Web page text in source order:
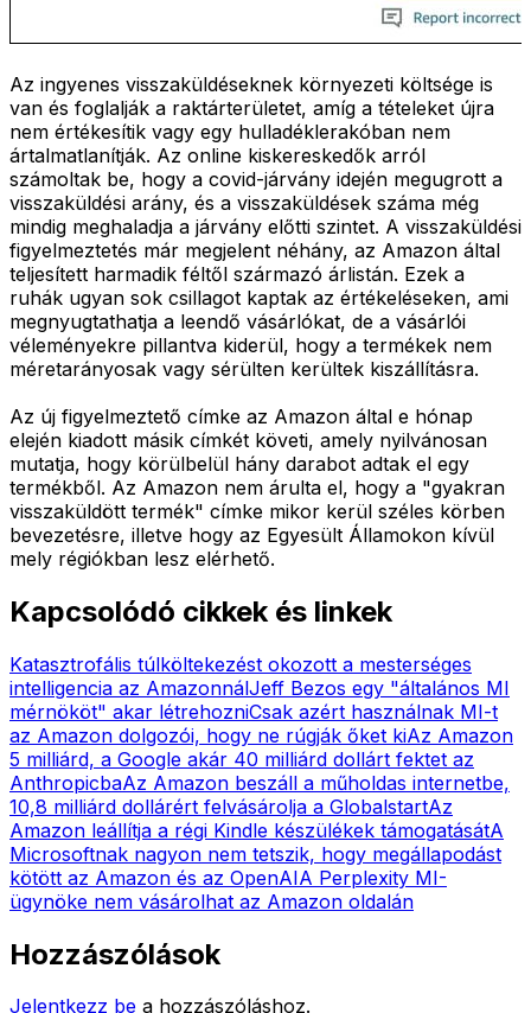
Az ingyenes visszaküldéseknek környezeti költsége is
van és foglalják a raktárterületet, amíg a tételeket újra
nem értékesítik vagy egy hulladéklerakóban nem
ártalmatlanítják. Az online kiskereskedők arról
számoltak be, hogy a covid-járvány idején megugrott a
visszaküldési arány, és a visszaküldések száma még
mindig meghaladja a járvány előtti szintet. A visszaküldési
figyelmeztetés már megjelent néhány, az Amazon által
teljesített harmadik féltől származó árlistán. Ezek a
ruhák ugyan sok csillagot kaptak az értékeléseken, ami
megnyugtathatja a leendő vásárlókat, de a vásárlói
véleményekre pillantva kiderül, hogy a termékek nem
méretarányosak vagy sérülten kerültek kiszállításra.
Az új figyelmeztető címke az Amazon által e hónap
elején kiadott másik címkét követi, amely nyilvánosan
mutatja, hogy körülbelül hány darabot adtak el egy
termékből. Az Amazon nem árulta el, hogy a "gyakran
visszaküldött termék" címke mikor kerül széles körben
bevezetésre, illetve hogy az Egyesült Államokon kívül
mely régiókban lesz elérhető.
Kapcsolódó cikkek és linkek
Katasztrofális túlköltekezést okozott a mesterséges
intelligencia az AmazonnálJeff Bezos egy "általános MI
mérnököt" akar létrehozniCsak azért használnak MI-t
az Amazon dolgozói, hogy ne rúgják őket kiAz Amazon
5 milliárd, a Google akár 40 milliárd dollárt fektet az
AnthropicbaAz Amazon beszáll a műholdas internetbe,
10,8 milliárd dollárért felvásárolja a GlobalstartAz
Amazon leállítja a régi Kindle készülékek támogatásátA
Microsoftnak nagyon nem tetszik, hogy megállapodást
kötött az Amazon és az OpenAIA Perplexity MI-
ügynöke nem vásárolhat az Amazon oldalán
Hozzászólások
Jelentkezz be a hozzászóláshoz.